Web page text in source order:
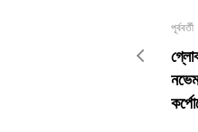
পূর্ববর্তী